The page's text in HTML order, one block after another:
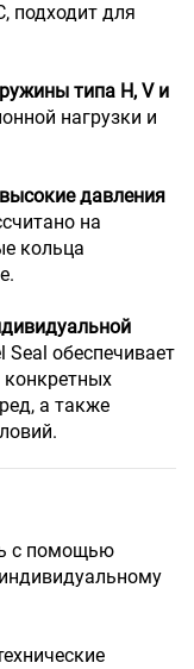
подходит для
типа H, V и
нагрузки и
давления
на
кольца
Seal обеспечивает
а также
с помощью